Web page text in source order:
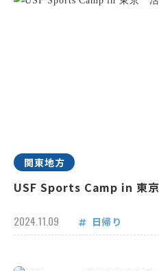
関東地方
USF Sports Camp in 東
2024.11.09 日帰り